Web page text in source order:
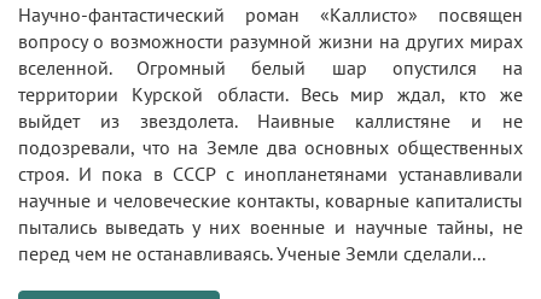
Научно-фантастический роман «Каллисто» посвящен
вопросу о возможности разумной жизни на других мирах
вселенной. Огромный белый шар опустился на
территории Курской области. Весь мир ждал, кто же
выйдет из звездолета. Наивные каллистяне и не
подозревали, что на Земле два основных общественных
строя. И пока в СССР с инопланетянами устанавливали
научные и человеческие контакты, коварные капиталисты
пытались выведать у них военные и научные тайны, не
перед чем не останавливаясь. Ученые Земли сделали...